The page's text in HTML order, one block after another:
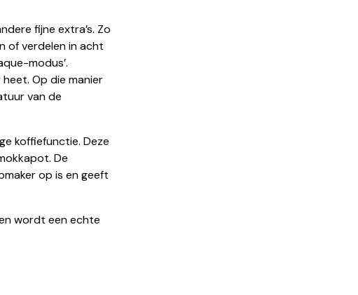
fijne extra’s. Zo
of verdelen in acht
modus’.
Op die manier
van de
koffiefunctie. Deze
De
op is en geeft
wordt een echte